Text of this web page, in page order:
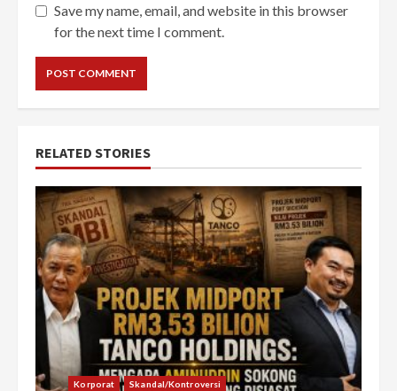
Save my name, email, and website in this browser
for the next time I comment.
RELATED STORIES
Korporat Skandal/Kontroversi